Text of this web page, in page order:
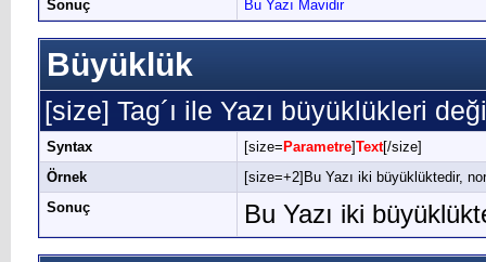
Sonuç Bu Yazı Mavidir
Büyüklük
[size] Tag´ı ile Yazı büyüklükleri
Syntax [size= Parametre]Text[/size]
Örnek
[size=+2]Bu Yazı iki büyüklüktedir,
Sonuç
Bu Yazı iki